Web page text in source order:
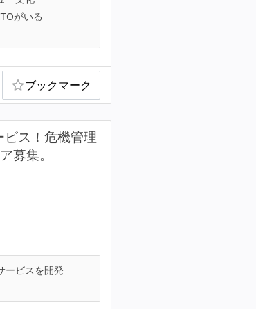
がいる
ブックマーク
ス！危機管理
募集。
ービスを開発